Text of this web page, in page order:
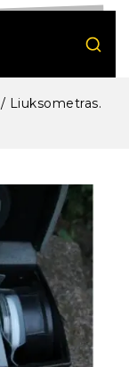
/ Liuksometras.